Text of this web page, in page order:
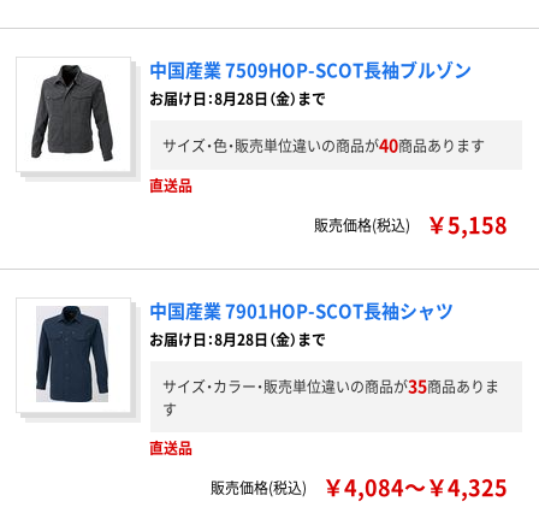
中国産業 7509HOP-SCOT長袖ブルゾン
お届け日：8月28日（金）まで
サイズ・色・販売単位違いの商品が40商品あります
直送品
販売価格(税込)
￥5,158
中国産業 7901HOP-SCOT長袖シャツ
お届け日：8月28日（金）まで
サイズ・カラー・販売単位違いの商品が35商品ありま
す
直送品
販売価格(税込)
￥4,084～￥4,325